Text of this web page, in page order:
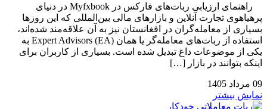
راهنمای ارزیابی ربات‌های فارکس در Myfxbook در دنیای
پرهیاهوی تجارت آنلاین و بازارهای مالی بین‌المللی که این روزها
بسیاری از معامله‌گران در افغانستان نیز به آن علاقه‌مند شده‌اند،
استفاده از ربات‌های معامله‌گر یا همان Expert Advisors (EA) به
یکی از موضوعات داغ تبدیل شده است. بسیاری از کاربران برای
اینکه بتوانند در بازار […]
09 مرداد 1405
نمایش بیشتر